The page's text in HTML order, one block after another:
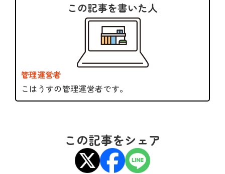
この記事を書いた人
管理運営者
こはうすの管理運営者です。
この記事をシェア